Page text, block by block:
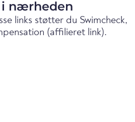
i nærheden
links støtter du Swimcheck,
(affilieret link).